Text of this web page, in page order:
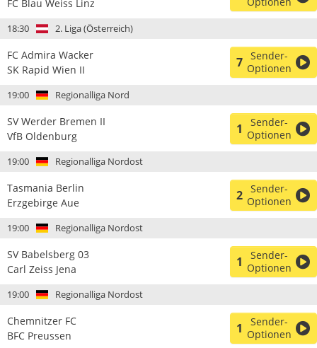
FC Blau Weiss Linz
18:30 2. Liga (Österreich)
FC Admira Wacker
SK Rapid Wien II
7 Sender-
Optionen
19:00 Regionalliga Nord
SV Werder Bremen II
VfB Oldenburg
1
Sender-
Optionen
19:00 Regionalliga Nordost
Tasmania Berlin
Erzgebirge Aue
2 Sender-
Optionen
19:00 Regionalliga Nordost
SV Babelsberg 03
Carl Zeiss Jena
1
Sender-
Optionen
19:00 Regionalliga Nordost
Chemnitzer FC
BFC Preussen
1
Sender-
Optionen